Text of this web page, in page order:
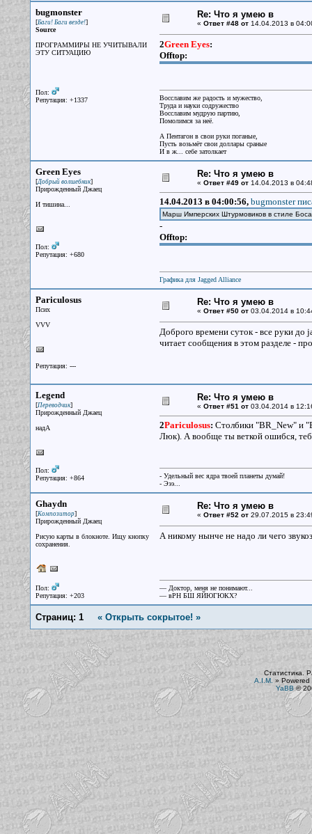
bugmonster
[Баги! Баги везде!]
Source
ПРОГРАММИРЫ НЕ УЧИТЫВАЛИ
ЭТУ СИТУАЦИЮ
Пол:
Репутация: +1337
Re: Что я умею в
« Ответ #48 от14.04.2013 в
2Green Eyes:
Offtop:
Восславим же радость и мужество,
Труда и науки содружество
Восславим мудрую партию,
Помолимся за неё.
А Пентагон в свои руки поганые,
Пусть возьмёт свои доллары сраные
И в ж... себе затолкает
Green Eyes
[Добрый волшебник]
Прирожденный Джаец
И тишина...
Пол:
Репутация: +680
Re: Что я умею в
« Ответ #49 от14.04.2013 в
14.04.2013 в 04:00:56, bugmonster
Марш Имперских Штурмовиков в стиле
-
Offtop:
Графика для Jagged Alliance
Pariculosus
Псих
VVV
Репутация: ---
Re: Что я умею в
« Ответ #50 от03.04.2014 в
Доброго времени суток - все руки до
читает сообщения в этом разделе -
Legend
[Переводчик]
Прирожденный Джаец
надА
Пол:
Репутация: +864
Re: Что я умею в
« Ответ #51 от03.04.2014 в
2Pariculosus: Столбики "BR_New" и
Люк). А вообще ты веткой ошибся,
- Удельный вес ядра твоей планеты думай!
- Эээ...
Ghaydn
[Композитор]
Прирожденный Джаец
Рисую карты в блокноте. Ищу кнопку
сохранения.
Пол:
Репутация: +203
Re: Что я умею в
« Ответ #52 от29.07.2015 в
А никому нынче не надо ли чего
— Доктор, меня не понимают...
— вРН БШ ЯЙЮГЮКХ?
Страниц: 1 « Открыть сокрытое! »
Статистика.
A.I.M. » Powered
YaBB©